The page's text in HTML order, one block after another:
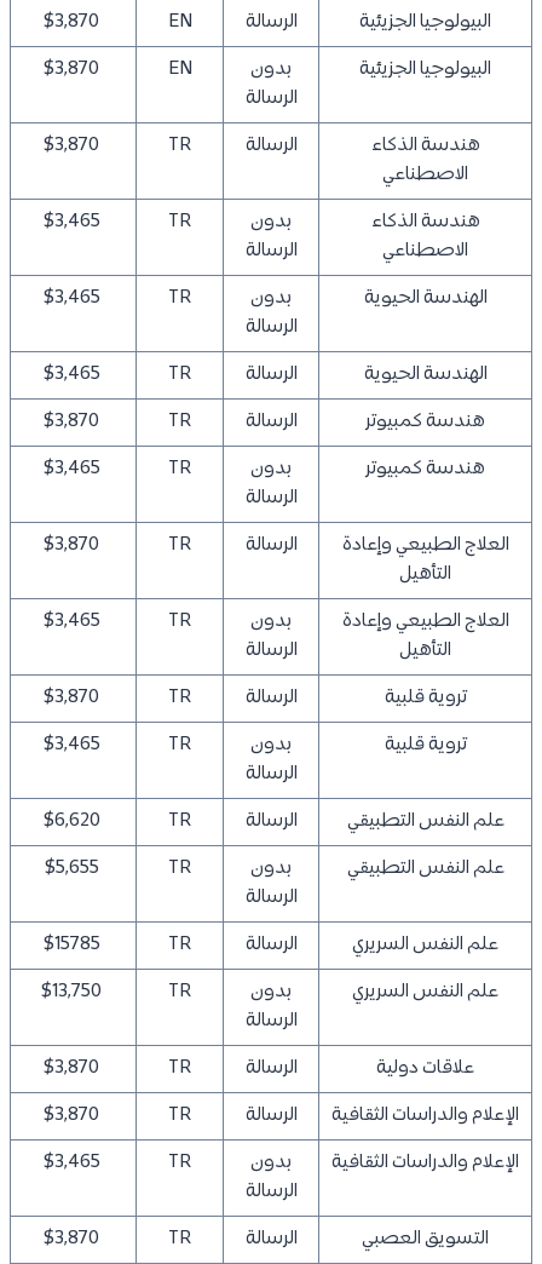
البيولوجيا الجزيئية الرسالة EN
البيولوجيا الجزيئية
بدون
الرسالة
EN
هندسة الذكاء
الاصطناعي
الرسالة TR
هندسة الذكاء
الاصطناعي
بدون
الرسالة
TR
الهندسة الحيوية
بدون
الرسالة
TR
الهندسة الحيوية الرسالة TR
هندسة كمبيوتر
الرسالة TR
هندسة كمبيوتر
بدون
الرسالة
TR
العلاج الطبيعي وإعادة
التأهيل
الرسالة TR
العلاج الطبيعي وإعادة
التأهيل
بدون
الرسالة
TR
تروية قلبية الرسالة TR
تروية قلبية
بدون
الرسالة
TR
علم النفس التطبيقي الرسالة TR
علم النفس التطبيقي
بدون
الرسالة
TR
علم النفس السريري الرسالة TR
علم النفس السريري
بدون
الرسالة
TR
علاقات دولية الرسالة TR
الإعلام والدراسات الثقافية
الرسالة TR
الإعلام والدراسات الثقافية
بدون
الرسالة
TR
التسويق العصبي الرسالة TR